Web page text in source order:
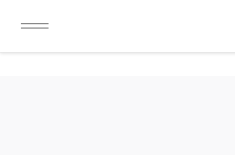
ДАРИМ 2000 БОНУСОВ ЗА СКАЧИВАНИЕ